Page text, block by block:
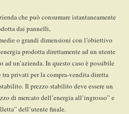
che può consumare istantaneamente
dai pannelli,
o grandi dimensioni con l’obiettivo
prodotta direttamente ad un utente
ad un’azienda. In questo caso è possibile
privati per la compra-vendita diretta
Il prezzo stabilito deve essere un
di mercato dell’energia all’ingrosso” e
dell’utente finale.